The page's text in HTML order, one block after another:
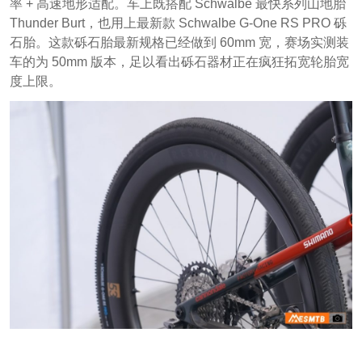
率 + 高速地形适配。车上既搭配 Schwalbe 最快系列山地胎
Thunder Burt，也用上最新款 Schwalbe G‑One RS PRO 砾
石胎。这款砾石胎最新规格已经做到 60mm 宽，赛场实测装
车的为 50mm 版本，足以看出砾石器材正在疯狂拓宽轮胎宽
度上限。